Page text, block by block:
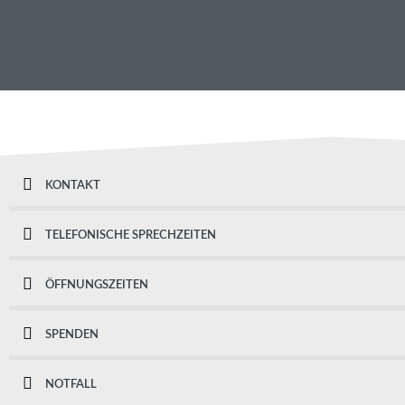
KONTAKT
TELEFONISCHE SPRECHZEITEN
ÖFFNUNGSZEITEN
SPENDEN
NOTFALL